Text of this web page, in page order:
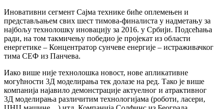
Иновативни сегмент Сајма технике биће оплемењен и
представљањем свих шест тимова-финалиста у надметању за
најбољу технолошку иновацију за 2016. у Србији. Подсећања
ради, на том такмичењу победио је пројекат из области
енергетике – Концентратор сунчеве енергије – истраживачког
тима СЕФ из Панчева.
Иако више није технолошка новост, нове апликативне
могућности 3Д моделирања тек долазе на ред. Тако је више
компанија најавило демонстрације актуелног и атрактивног
3Д моделирања различитим технологијама (роботи, ласери,